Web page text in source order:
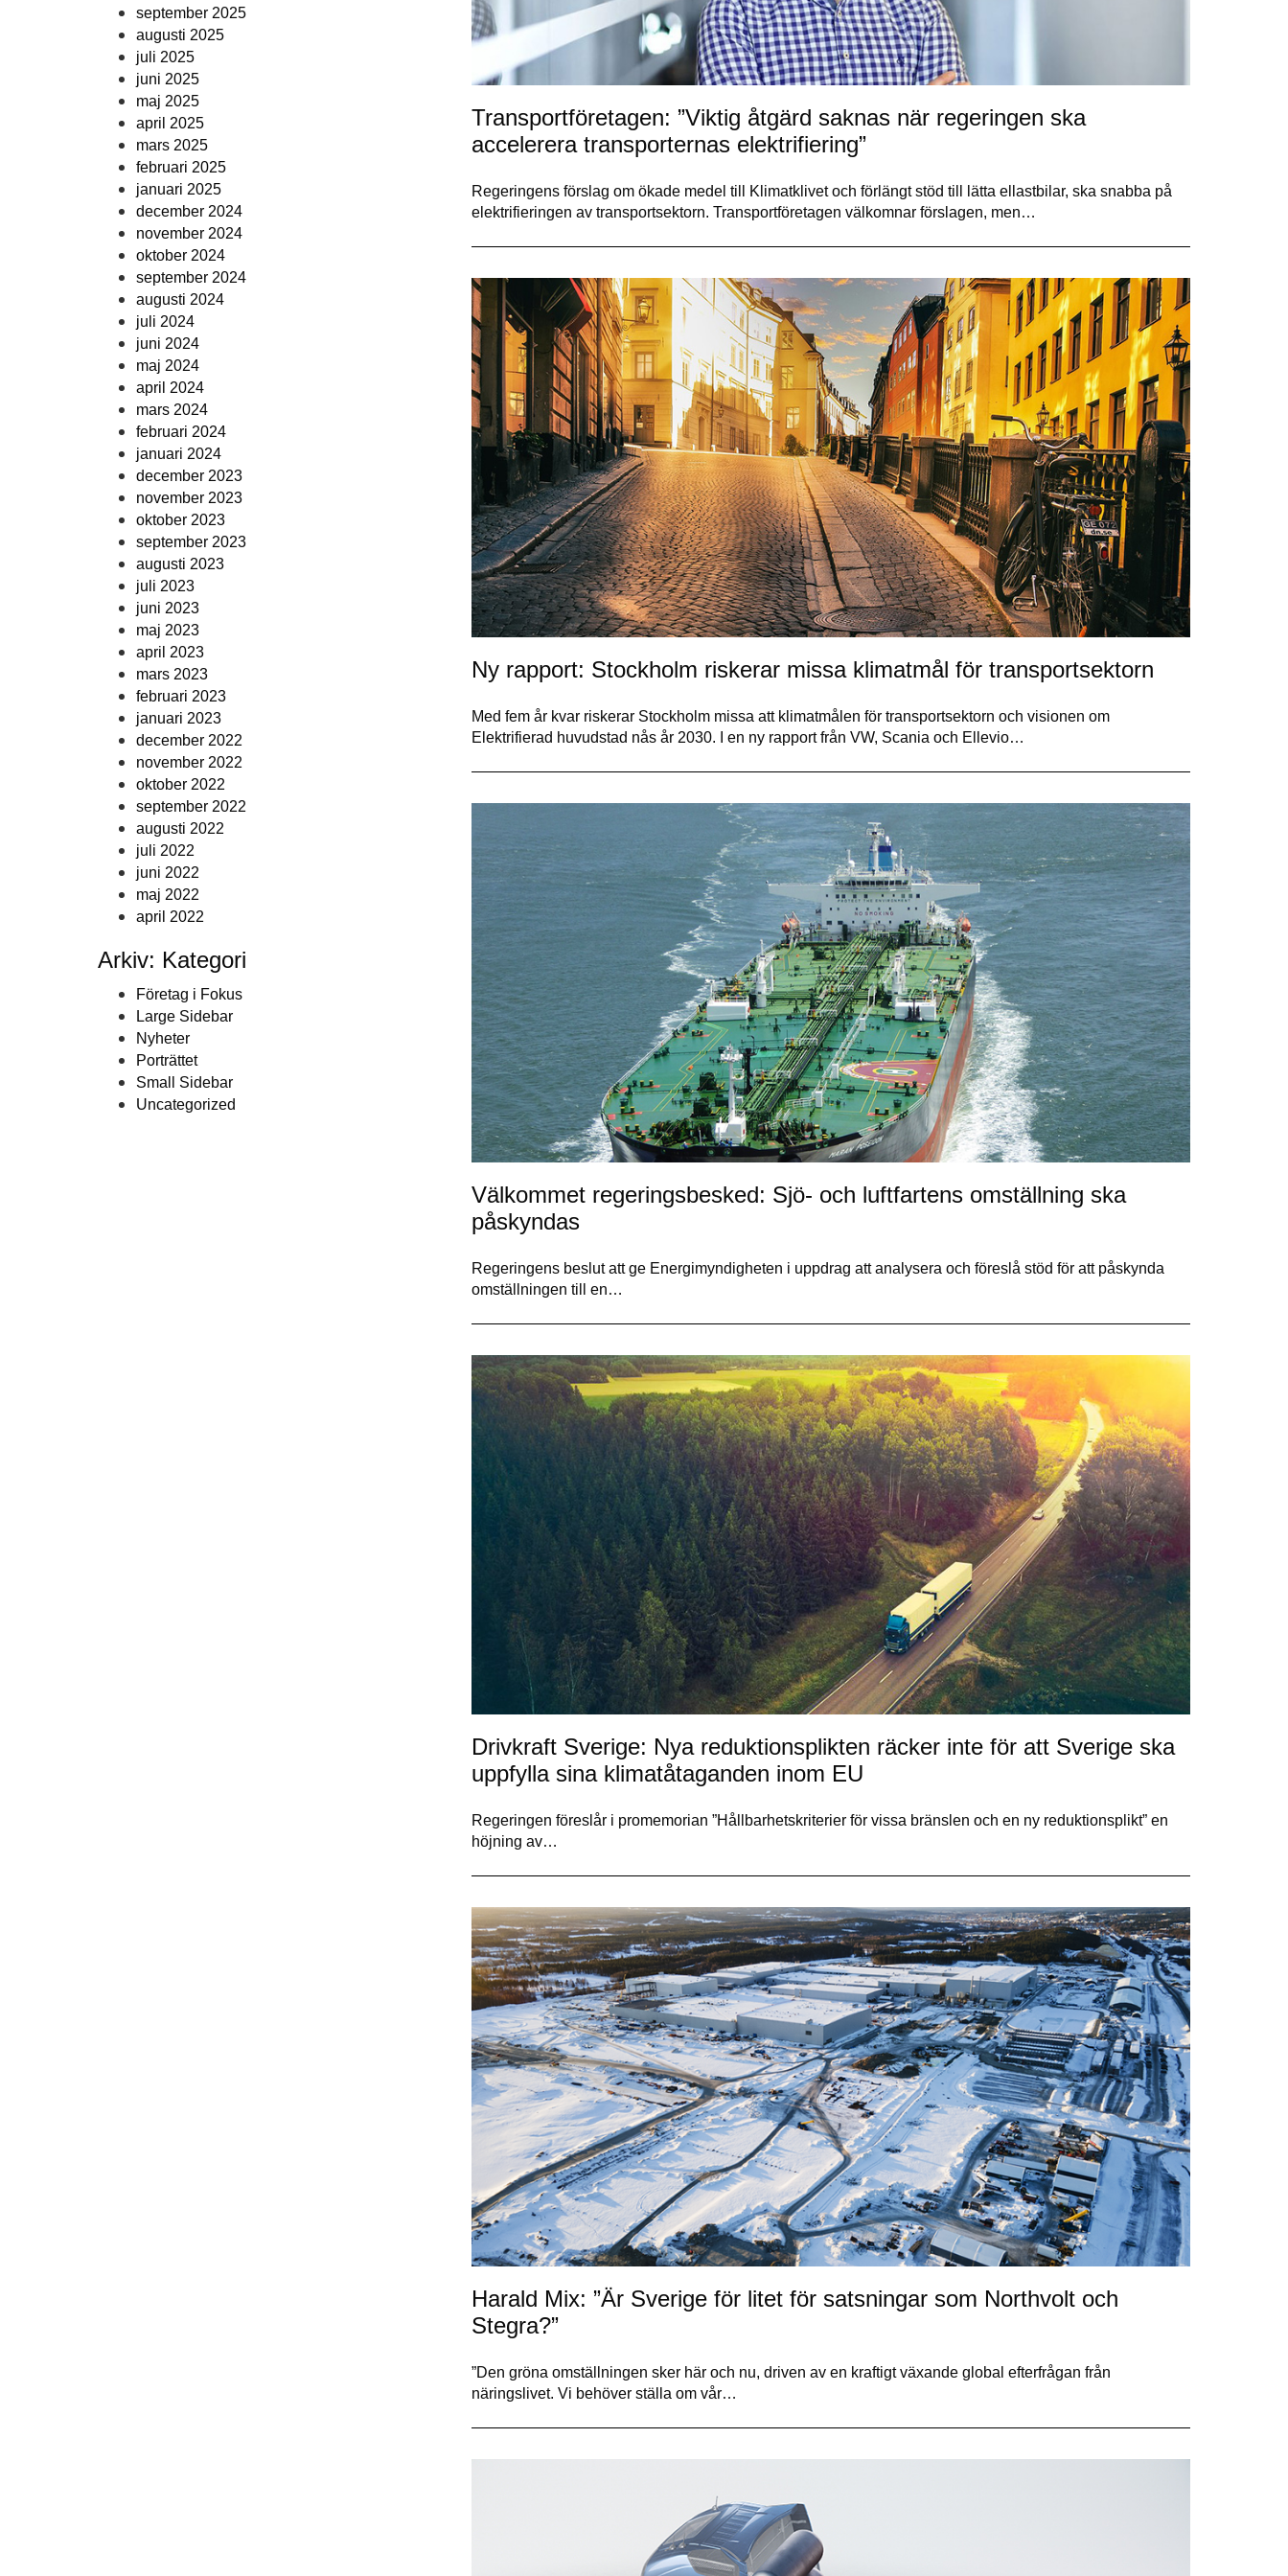
september 2025
augusti 2025
juli 2025
juni 2025
maj 2025
april 2025
mars 2025
februari 2025
januari 2025
december 2024
november 2024
oktober 2024
september 2024
augusti 2024
juli 2024
juni 2024
maj 2024
april 2024
mars 2024
februari 2024
januari 2024
december 2023
november 2023
oktober 2023
september 2023
augusti 2023
juli 2023
juni 2023
maj 2023
april 2023
mars 2023
februari 2023
januari 2023
december 2022
november 2022
oktober 2022
september 2022
augusti 2022
juli 2022
juni 2022
maj 2022
april 2022
Arkiv: Kategori
Företag i Fokus
Large Sidebar
Nyheter
Porträttet
Small Sidebar
Uncategorized
Transportföretagen: ”Viktig åtgärd saknas när regeringen ska
accelerera transporternas elektrifiering”
Regeringens förslag om ökade medel till Klimatklivet och förlängt stöd till lätta ellastbilar, ska snabba på
elektrifieringen av transportsektorn. Transportföretagen välkomnar förslagen, men…
Ny rapport: Stockholm riskerar missa klimatmål för transportsektorn
Med fem år kvar riskerar Stockholm missa att klimatmålen för transportsektorn och visionen om
Elektrifierad huvudstad nås år 2030. I en ny rapport från VW, Scania och Ellevio…
Välkommet regeringsbesked: Sjö- och luftfartens omställning ska
påskyndas
Regeringens beslut att ge Energimyndigheten i uppdrag att analysera och föreslå stöd för att påskynda
omställningen till en…
Drivkraft Sverige: Nya reduktionsplikten räcker inte för att Sverige ska
uppfylla sina klimatåtaganden inom EU
Regeringen föreslår i promemorian ”Hållbarhetskriterier för vissa bränslen och en ny reduktionsplikt” en
höjning av…
Harald Mix: ”Är Sverige för litet för satsningar som Northvolt och
Stegra?”
”Den gröna omställningen sker här och nu, driven av en kraftigt växande global efterfrågan från
näringslivet. Vi behöver ställa om vår…